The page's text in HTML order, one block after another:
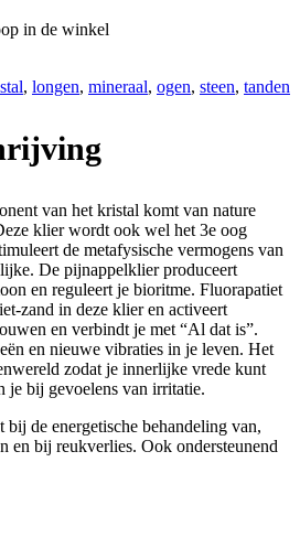
in de winkel
, longen, mineraal, ogen, steen, tanden
van het kristal komt van nature
klier wordt ook wel het 3e oog
de metafysische vermogens van
De pijnappelklier produceert
en reguleert je bioritme. Fluorapatiet
zand in deze klier en activeert
en verbindt je met “Al dat is”.
en nieuwe vibraties in je leven. Het
zodat je innerlijke vrede kunt
je bij gevoelens van irritatie.
de energetische behandeling van,
en bij reukverlies. Ook ondersteunend